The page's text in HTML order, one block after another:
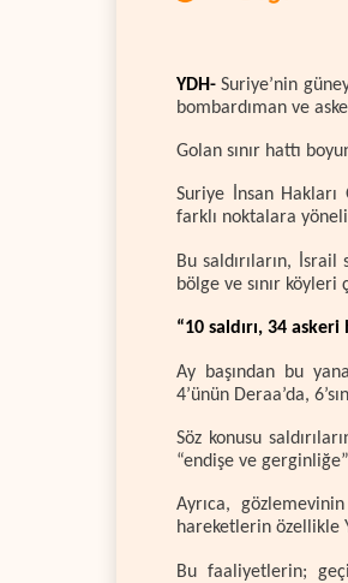
YDH- Suriye’nin
bombardıman ve
Golan sınır hattı
Suriye İnsan
farklı noktalara
Bu saldırıların,
bölge ve sınır
“10 saldırı, 34
Ay başından bu
4’ünün Deraa’da,
Söz konusu
“endişe ve
Ayrıca,
hareketlerin özellikle
Bu faaliyetlerin;